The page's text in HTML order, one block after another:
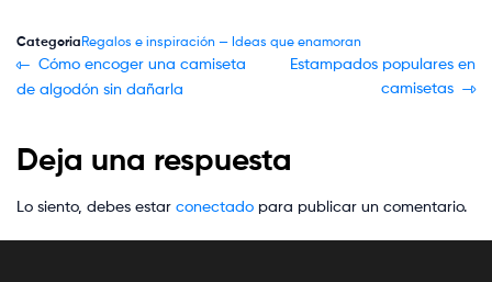
CategoriaRegalos e inspiración — Ideas que enamoran
Cómo encoger una camiseta
de algodón sin dañarla
Estampados populares en
camisetas
Deja una respuesta
Lo siento, debes estar conectado para publicar un comentario.